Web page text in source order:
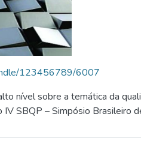
123456789/6007
nível sobre a temática da
SBQP – Simpósio Brasileiro